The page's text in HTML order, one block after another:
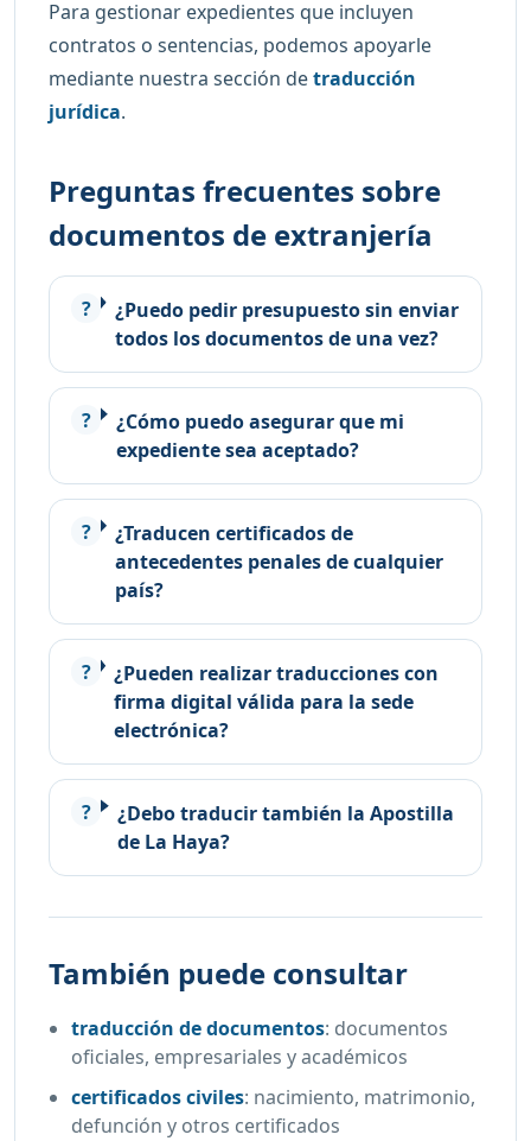
Para gestionar expedientes que incluyen
contratos o sentencias, podemos apoyarle
mediante nuestra sección detraducción
jurídica.
Preguntas frecuentes sobre
documentos de extranjería
¿Puedo pedir presupuesto sin enviar
todos los documentos de una vez?
¿Cómo puedo asegurar que mi
expediente sea aceptado?
¿Traducen certificados de
antecedentes penales de cualquier
país?
¿Pueden realizar traducciones con
firma digital válida para la sede
electrónica?
¿Debo traducir también la Apostilla
de La Haya?
También puede consultar
traducción de documentos: documentos
oficiales, empresariales y académicos
certificados civiles: nacimiento, matrimonio,
defunción y otros certificados